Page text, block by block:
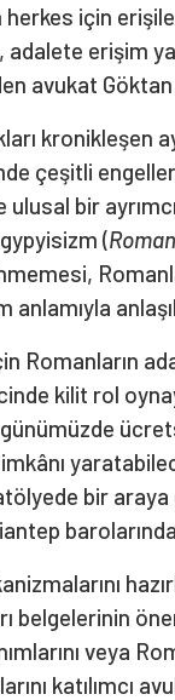
herkes için
adalete erişim
avukat
kronikleşen
çeşitli
bir
(
anlamıyla
Romanların
kilit rol
bir
belgelerinin
veya
katılımcı